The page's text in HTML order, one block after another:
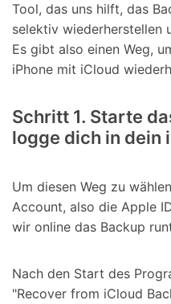
Tool, das uns hilft, das
selektiv wiederherstellen
Es gibt also einen Weg,
iPhone mit iCloud
Schritt 1. Starte
logge dich in dein
Um diesen Weg zu
Account, also die Apple
wir online das Backup
Nach den Start des
"Recover from iCloud